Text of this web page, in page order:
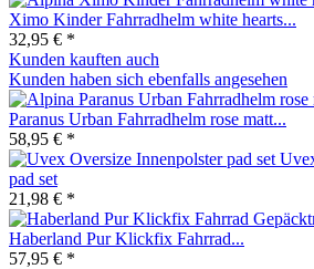
Ximo Kinder Fahrradhelm white hearts...
32,95 € *
Kunden kauften auch
Kunden haben sich ebenfalls angesehen
Paranus Urban Fahrradhelm rose matt...
58,95 € *
pad set
21,98 € *
Haberland Pur Klickfix Fahrrad...
57,95 € *